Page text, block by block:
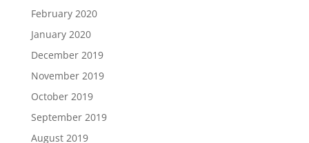
February 2020
January 2020
December 2019
November 2019
October 2019
September 2019
August 2019